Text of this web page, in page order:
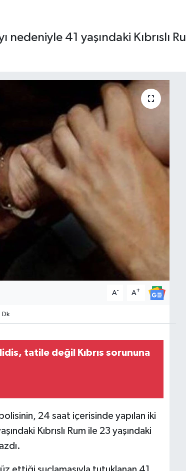
nedeniyle 41 yaşındaki Kıbrıslı
A- A+
Dk
tatile değil Kıbrıs sorununa
24 saat içerisinde yapılan iki
Kıbrıslı Rum ile 23 yaşındaki